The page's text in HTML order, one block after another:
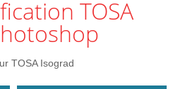
TOSA Isograd